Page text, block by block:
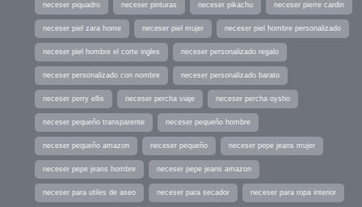
neceser piquadro neceser pinturas neceser pikachu neceser pierre cardin
neceser piel zara home neceser piel mujer neceser piel hombre personalizado
neceser piel hombre el corte ingles neceser personalizado regalo
neceser personalizado con nombre neceser personalizado barato
neceser perry ellis neceser percha viaje neceser percha oysho
neceser pequeño transparente neceser pequeño hombre
neceser pequeño amazon neceser pequeño neceser pepe jeans mujer
neceser pepe jeans hombre neceser pepe jeans amazon
neceser para utiles de aseo neceser para secador neceser para ropa interior